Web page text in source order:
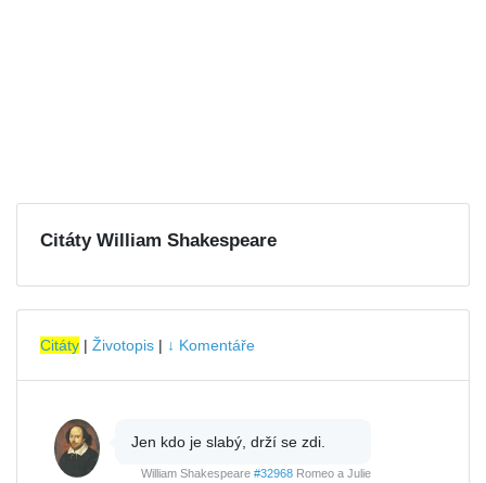
Citáty William Shakespeare
Citáty | Životopis | ↓ Komentáře
Jen kdo je slabý, drží se zdi.
William Shakespeare #32968 Romeo a Julie